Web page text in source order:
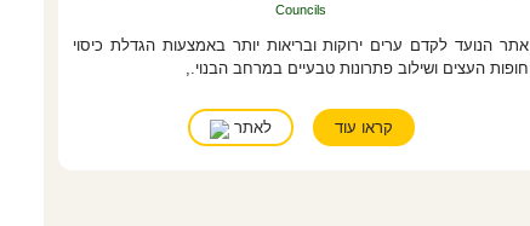
Councils
אתר הנועד לקדם ערים ירוקות ובריאות יותר באמצעות הגדלת כיסוי
חופות העצים ושילוב פתרונות טבעיים במרחב הבנוי.,
קראו עוד לאתר